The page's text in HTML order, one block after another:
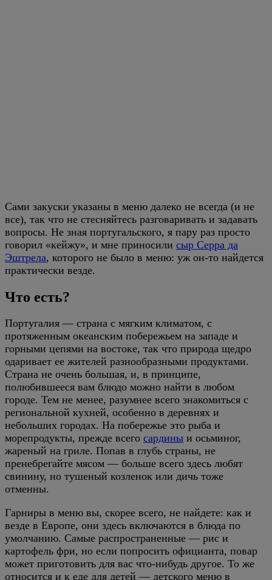
Сами закуски указаны в меню далеко не всегда (и не
все), так что не стесняйтесь разговаривать и задавать
вопросы. Не зная португальского, я пару раз просто
говорил «кейжу», и мне приносили сыр Серра да
Эштрела, которого не было в меню: уж он-то найдется
практически везде.
Что есть?
Португалия — страна с мягким климатом, с
протяженным океанским побережьем на западе и
горными цепями на востоке, так что природа щедро
одаривает ее жителей разнообразными продуктами.
Страна не очень большая, и, в принципе,
полюбившееся вам блюдо можно найти в любом
городе. Тем не менее, разумнее всего знакомиться с
региональной кухней, особенно в деревнях и
небольших городах. На побережье это рыба и
морепродукты, прежде всего сардины и осьминог,
жареный на гриле. Попав в глубь страны, не
пренебрегайте мясом — больше всего здесь любят
свинину, но тушеный козленок или дичь тоже
отменны.
Гарниры в меню вы, скорее всего, не найдете: как и
везде в Европе, они здесь включаются в блюда по
умолчанию. Самые распространенные — рис и
картофель фри, но если попросить официанта, повар
может приготовить для вас что-нибудь другое. То же
относится и к еде для детей — детского меню в